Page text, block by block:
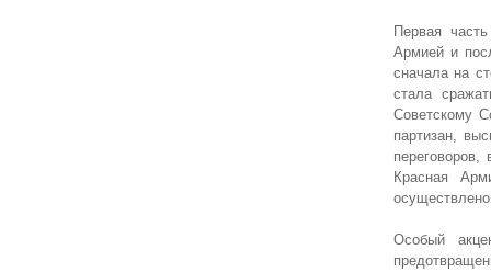
Первая
Армией и
сначала на
стала
Советскому
партизан,
переговоров,
Красная
Особый